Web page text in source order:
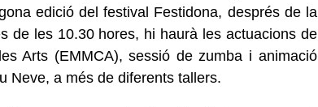
edició del festival Festidona, després de la
de les 10.30 hores, hi haurà les actuacions de
Arts (EMMCA), sessió de zumba i animació
Neve, a més de diferents tallers.